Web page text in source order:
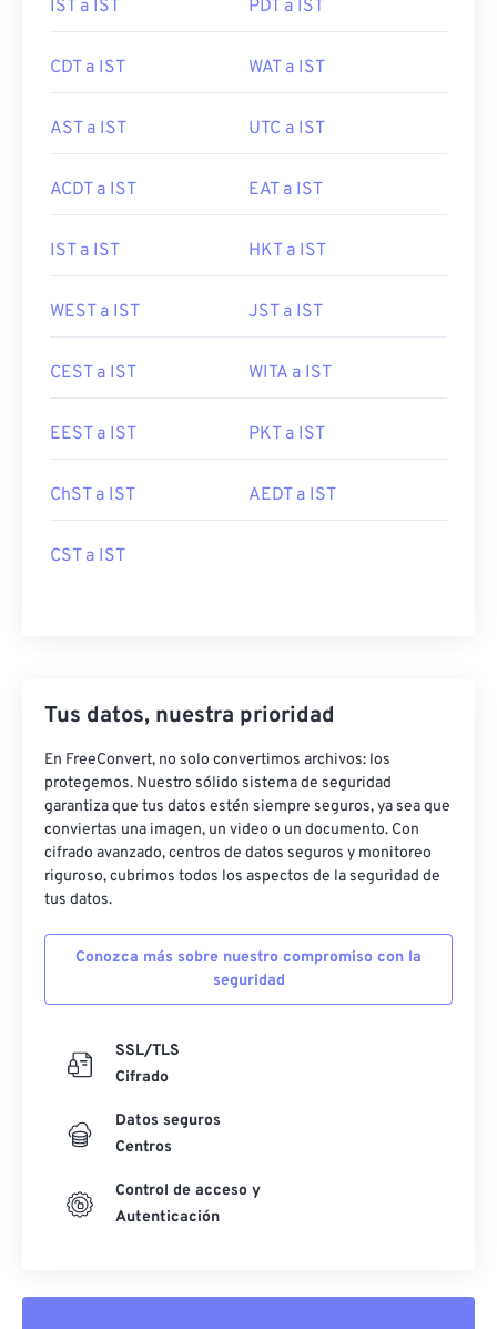
IST a IST PDT a IST
CDT a IST WAT a IST
AST a IST UTC a IST
ACDT a IST EAT a IST
IST a IST HKT a IST
WEST a IST JST a IST
CEST a IST WITA a IST
EEST a IST PKT a IST
ChST a IST AEDT a IST
CST a IST
Tus datos, nuestra prioridad
En FreeConvert, no solo convertimos archivos: los
protegemos. Nuestro sólido sistema de seguridad
garantiza que tus datos estén siempre seguros, ya sea que
conviertas una imagen, un video o un documento. Con
cifrado avanzado, centros de datos seguros y monitoreo
riguroso, cubrimos todos los aspectos de la seguridad de
tus datos.
Conozca más sobre nuestro compromiso con la
seguridad
SSL/TLS
Cifrado
Datos seguros
Centros
Control de acceso y
Autenticación